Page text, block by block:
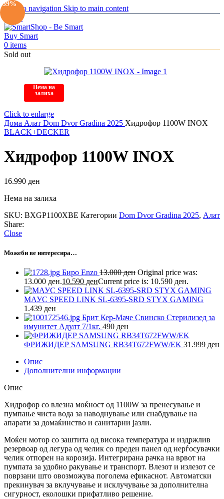
Skip to navigation Skip to main content
0 items
Sold out
Нема на
залиха
Click to enlarge
Дома Алат Dom Dvor Gradina 2025 Хидрофор 1100W INOX
BLACK+DECKER
Хидрофор 1100W INOX
16.990 ден
Нема на залиха
SKU: BXGP1100XBE Категории Dom Dvor Gradina 2025, Алат
Share:
Close
Можеби ве интересира…
Биро Enzo 13.000ден Original price was:
13.000 ден.10.590 денCurrent price is: 10.590 ден.
МАУС SPEED LINK SL-6395-SRD STYX GAMING
1.439 ден
Брит Кер-Маче Свинско Стерилизед за
имунитет Адулт 7/1кг. 490 ден
ФРИЖИДЕР SAMSUNG RB34T672FWW/EK 31.999 ден
Опис
Дополнителни информации
Опис
Хидрофор со влезна моќност од 1100W за пренесување и
пумпање чиста вода за наводнување или снабдување на
апарати за домаќинство и санитарни јазли.
Моќен мотор со заштита од висока температура и издржлив
резервоар од легура од челик со преден панел од нерѓосувачки
челик отпорен на корозија. Интегрирана рачка на врвот на
пумпата за удобно ракување и транспорт. Влезот и излезот се
поврзани што овозможува поголема ефикаснот. Автоматски
прекинувач за вклучување и исклучување за дополнителна
сигурност, еколошки прифатливо решение.
-39%